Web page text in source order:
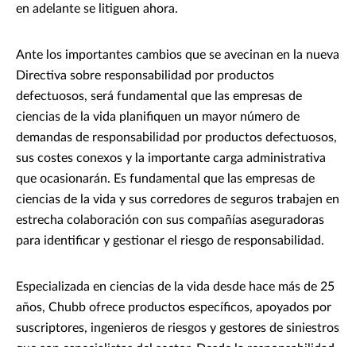
en adelante se litiguen ahora.
Ante los importantes cambios que se avecinan en la nueva
Directiva sobre responsabilidad por productos
defectuosos, será fundamental que las empresas de
ciencias de la vida planifiquen un mayor número de
demandas de responsabilidad por productos defectuosos,
sus costes conexos y la importante carga administrativa
que ocasionarán. Es fundamental que las empresas de
ciencias de la vida y sus corredores de seguros trabajen en
estrecha colaboración con sus compañías aseguradoras
para identificar y gestionar el riesgo de responsabilidad.
Especializada en ciencias de la vida desde hace más de 25
años, Chubb ofrece productos específicos, apoyados por
suscriptores, ingenieros de riesgos y gestores de siniestros